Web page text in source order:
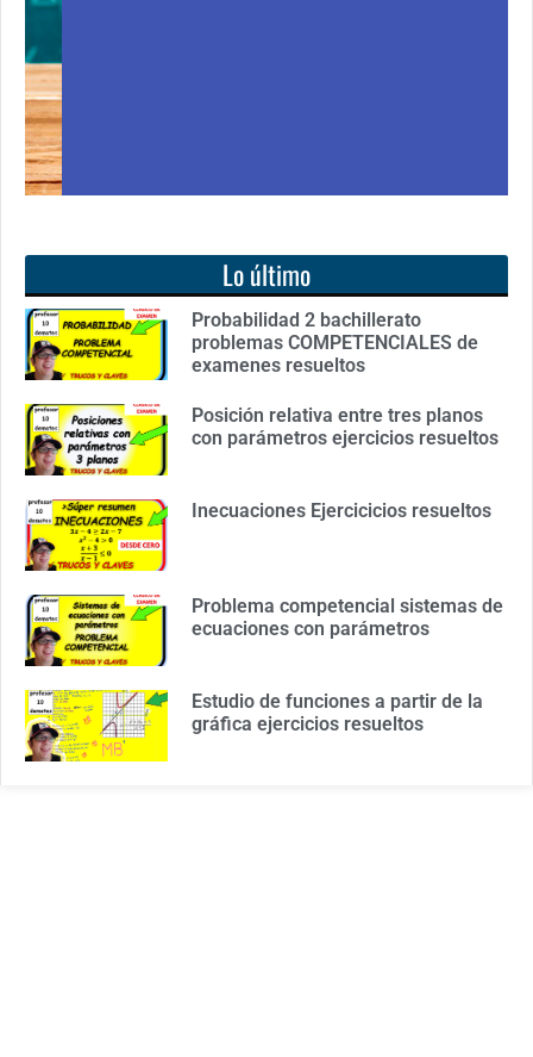
Lo último
Probabilidad 2 bachillerato
problemas COMPETENCIALES de
examenes resueltos
Posición relativa entre tres planos
con parámetros ejercicios resueltos
Inecuaciones Ejercicicios resueltos
Problema competencial sistemas de
ecuaciones con parámetros
Estudio de funciones a partir de la
gráfica ejercicios resueltos